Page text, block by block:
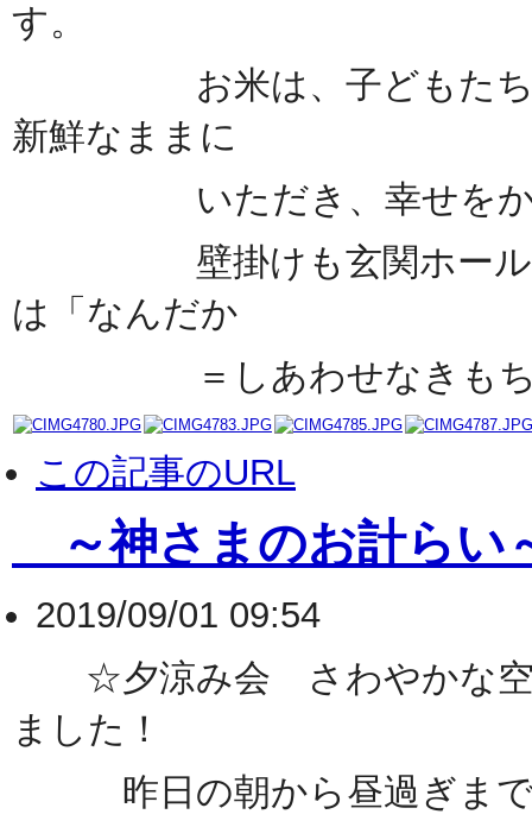
す。
お米は、子どもたちそ
新鮮なままに
いただき、幸せをかみ
壁掛けも玄関ホール壁
は「なんだか
＝しあわせなきもち＝
この記事のURL
～神さまのお計らい
2019/09/01 09:54
☆夕涼み会 さわやかな空
ました！
昨日の朝から昼過ぎまで